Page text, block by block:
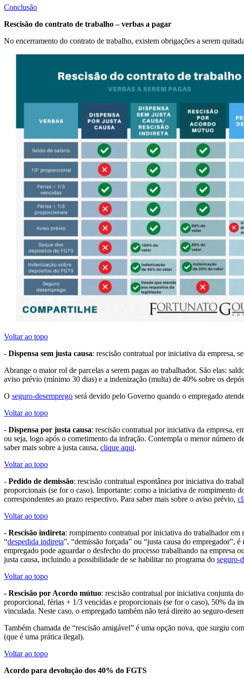
Conclusão
Rescisão do contrato de trabalho – verbas a pagar
No encerramento do contrato de trabalho, existem obrigações a serem
Voltar ao topo
- Dispensa sem justa causa: rescisão contratual por iniciativa da empresa,
Abrange o maior rol de parcelas a serem pagas ao trabalhador. São elas:
aviso prévio (mínimo 30 dias) e a indenização (multa) de 40% sobre os
O seguro-desemprego será devido pelo Governo quando o empregado
Voltar ao topo
- Dispensa por justa causa: rescisão contratual por iniciativa da empresa,
ou seja, logo após o cometimento da infração. Contempla o menor número
saber mais sobre a justa causa, clique aqui.
Voltar ao topo
- Pedido de demissão: rescisão contratual espontânea por iniciativa do
proporcionais (se for o caso). Importante: como a iniciativa de rompimento
correspondentes ao prazo respectivo. Para saber mais sobre o aviso prévio,
Voltar ao topo
- Rescisão indireta: rompimento contratual por iniciativa do trabalhador em
“despedida indireta”, “demissão forçada” ou “justa causa do empregador”,
empregado pode aguardar o desfecho do processo trabalhando na empresa
justa causa, incluindo a possibilidade de se habilitar no programa do seguro-
Voltar ao topo
- Rescisão por Acordo mútuo: rescisão contratual por iniciativa conjunta
proporcional, férias + 1/3 vencidas e proporcionais (se for o caso), 50% da
vinculada. Neste caso, o empregado também não terá direito ao seguro-
Também chamada de “rescisão amigável” é uma opção nova, que surgiu
(que é uma prática ilegal).
Voltar ao topo
Acordo para devolução dos 40% do FGTS